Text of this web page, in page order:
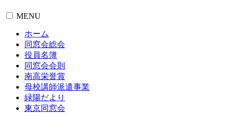
MENU
ホーム
同窓会総会
役員名簿
同窓会会則
南高栄誉賞
母校講師派遣事業
緑陽だより
東京同窓会